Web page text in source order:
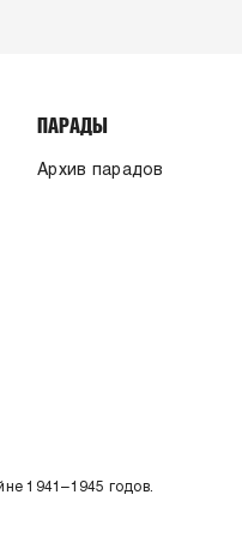
ПАРАДЫ
Архив парадов
1941–1945 годов.